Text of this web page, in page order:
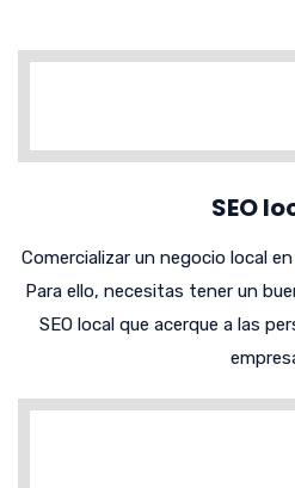
SEO
Comercializar un negocio local
Para ello, necesitas tener un
SEO local que acerque a las